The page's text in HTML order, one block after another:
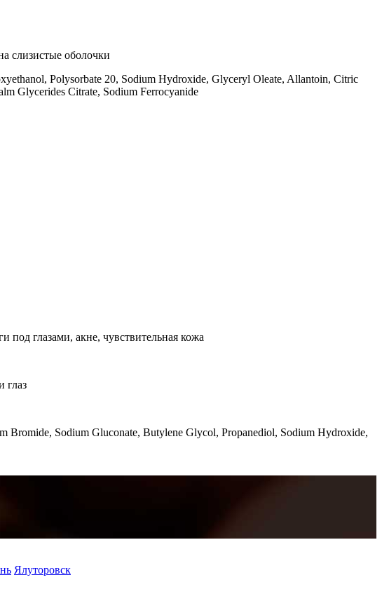
слизистые оболочки
Polysorbate 20, Sodium Hydroxide, Glyceryl Oleate, Allantoin, Citric
Glycerides Citrate, Sodium Ferrocyanide
глазами, акне, чувствительная кожа
глаз
Bromide, Sodium Gluconate, Butylene Glycol, Propanediol, Sodium Hydroxide,
Ялуторовск